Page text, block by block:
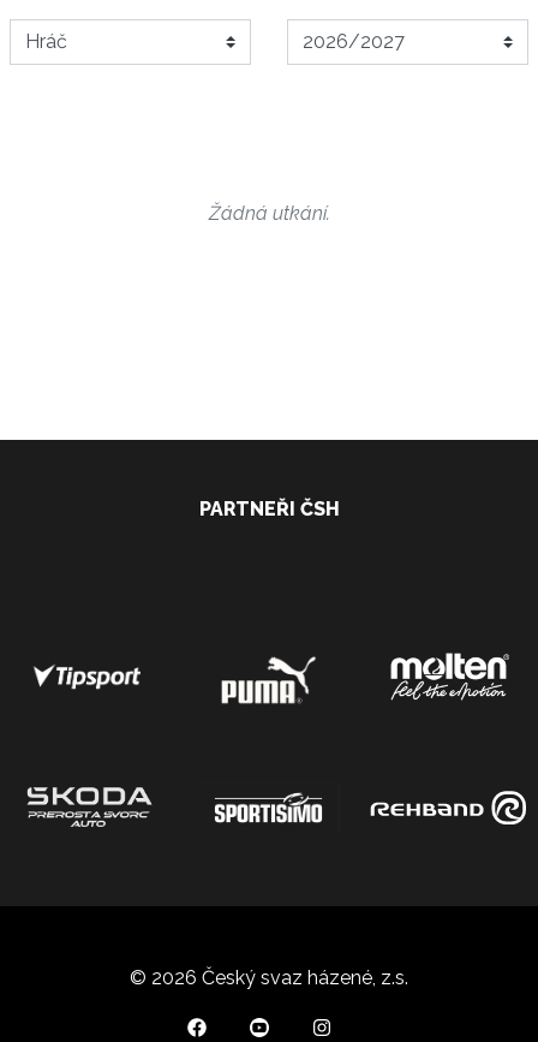
Žádná utkání.
PARTNEŘI ČSH
© 2026 Český svaz házené, z.s.